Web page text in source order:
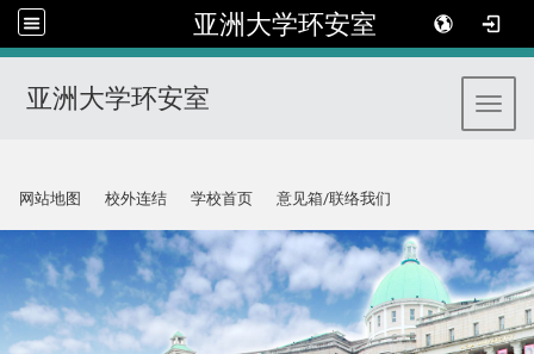
亚洲大学环安室
亚洲大学环安室
网站地图
校外连结 学校首页 意见箱/联络我们